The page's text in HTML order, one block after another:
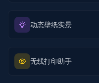
动态壁纸实景
无线打印助手